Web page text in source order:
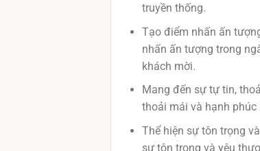
truyền thống.
Tạo điểm nhấn ấn
nhấn ấn tượng trong
khách mời.
Mang đến sự tự tin,
thoải mái và hạnh
Thể hiện sự tôn trọng
sự tôn trọng và yêu